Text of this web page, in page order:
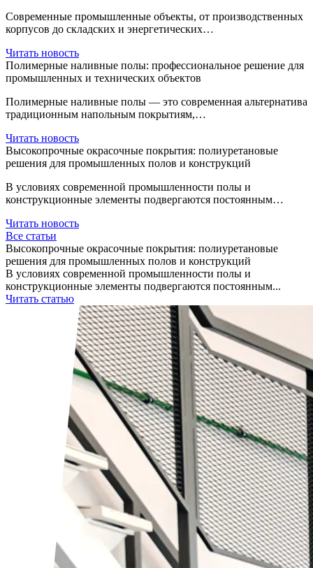
Современные промышленные объекты, от производственных
корпусов до складских и энергетических…
Читать новость
Полимерные наливные полы: профессиональное решение для
промышленных и технических объектов
Полимерные наливные полы — это современная альтернатива
традиционным напольным покрытиям,…
Читать новость
Высокопрочные окрасочные покрытия: полиуретановые
решения для промышленных полов и конструкций
В условиях современной промышленности полы и
конструкционные элементы подвергаются постоянным…
Читать новость
Все статьи
Высокопрочные окрасочные покрытия: полиуретановые
решения для промышленных полов и конструкций
В условиях современной промышленности полы и
конструкционные элементы подвергаются постоянным...
Читать статью